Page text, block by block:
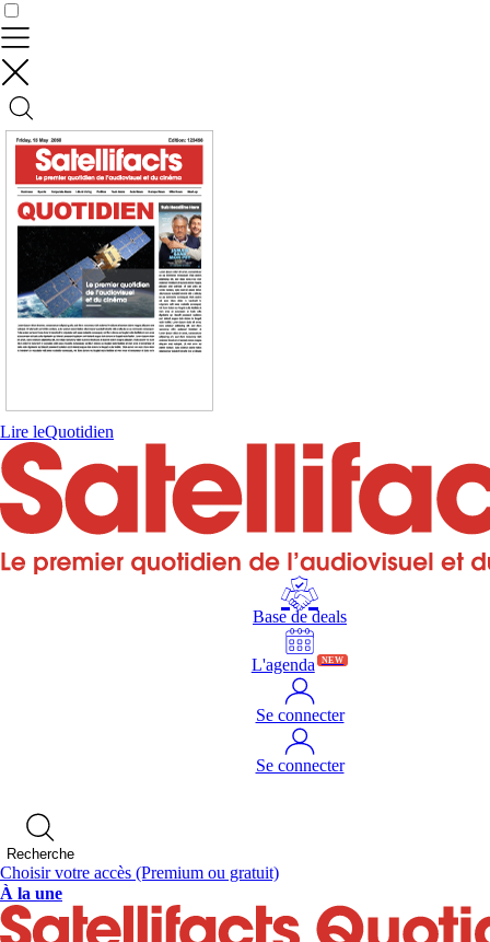
Lire leQuotidien
Base de deals
L'agenda NEW
Se connecter
Se connecter
Recherche
Choisir votre accès (Premium ou gratuit)
À la une
Contrôler vos données